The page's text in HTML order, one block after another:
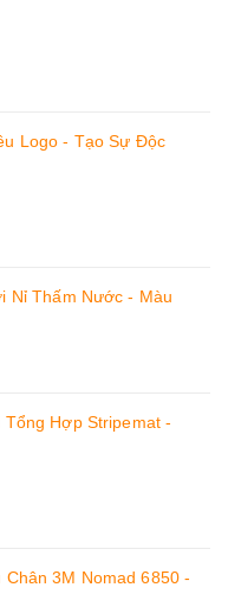
Logo - Tạo Sự Độc
Nỉ Thấm Nước - Màu
Hợp Stripemat -
3M Nomad 6850 -